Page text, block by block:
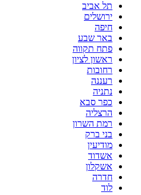
תל אביב
ירושלים
חיפה
באר שבע
פתח תקווה
ראשון לציון
רחובות
רעננה
נתניה
כפר סבא
הרצליה
רמת השרון
בני ברק
מודיעין
אשדוד
אשקלון
חדרה
לוד